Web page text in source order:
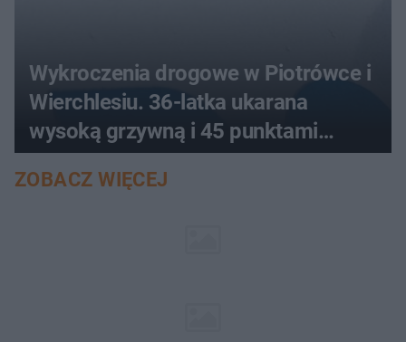
Wykroczenia drogowe w Piotrówce i
Wierchlesiu. 36-latka ukarana
wysoką grzywną i 45 punktami
karnymi
ZOBACZ WIĘCEJ